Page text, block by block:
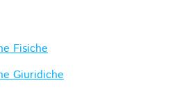
Fisiche
Giuridiche